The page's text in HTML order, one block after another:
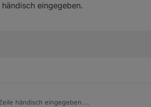
eingegeben.
händisch eingegeben.